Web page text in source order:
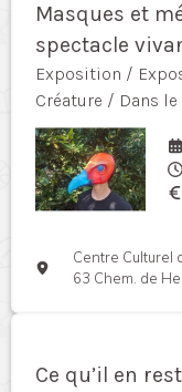
Masques et
spectacle
Exposition /
Créature / Dans
Centre Culturel
63 Chem. de
Ce qu’il en